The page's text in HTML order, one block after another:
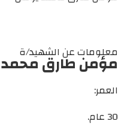
معلومات عن الشهيد/ة
مؤمن طارق
العمر:
30 عام.